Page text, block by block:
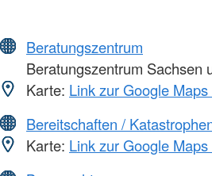
Beratungszentrum
Beratungszentrum Sachsen
Karte: Link zur Google
Bereitschaften /
Karte: Link zur Google